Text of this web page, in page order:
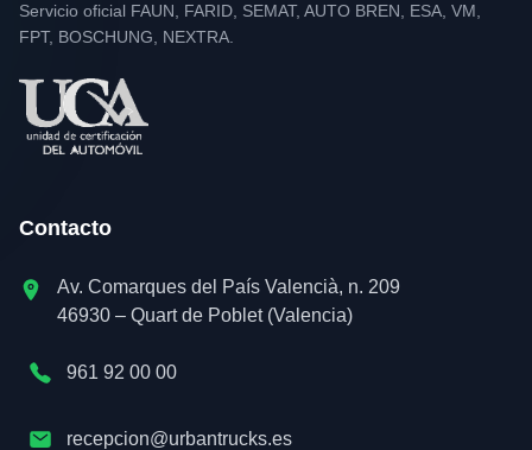
Servicio oficial FAUN, FARID, SEMAT, AUTO BREN, ESA, VM,
FPT, BOSCHUNG, NEXTRA.
Contacto
Av. Comarques del País Valencià, n. 209
46930 – Quart de Poblet (Valencia)
961 92 00 00
recepcion@urbantrucks.es